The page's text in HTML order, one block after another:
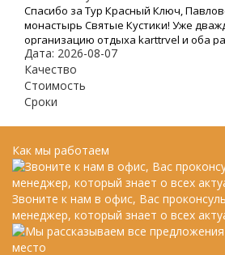
Спасибо за Тур Красный Ключ,
монастырь Святые Кустики! Уже
организацию отдыха karttrvel и оба
отлично! Путешествие было с
поэтому к выбору тура подходили
Большое спасибо за помощь во всех
вопросах, быстрое оформление виз и
отношение!
Дата: 2026-08-07
Качество
Стоимость
Сроки
Как мы работаем
Звоните к нам в офис, Вас
менеджер, который знает о всех